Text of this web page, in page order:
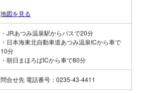
地図を見る
・JRあつみ温泉駅からバスで20分
・日本海東北自動車道あつみ温泉ICから車で
10分
・朝日まほろばICから車で80分
問合せ先 電話番号：0235-43-4411